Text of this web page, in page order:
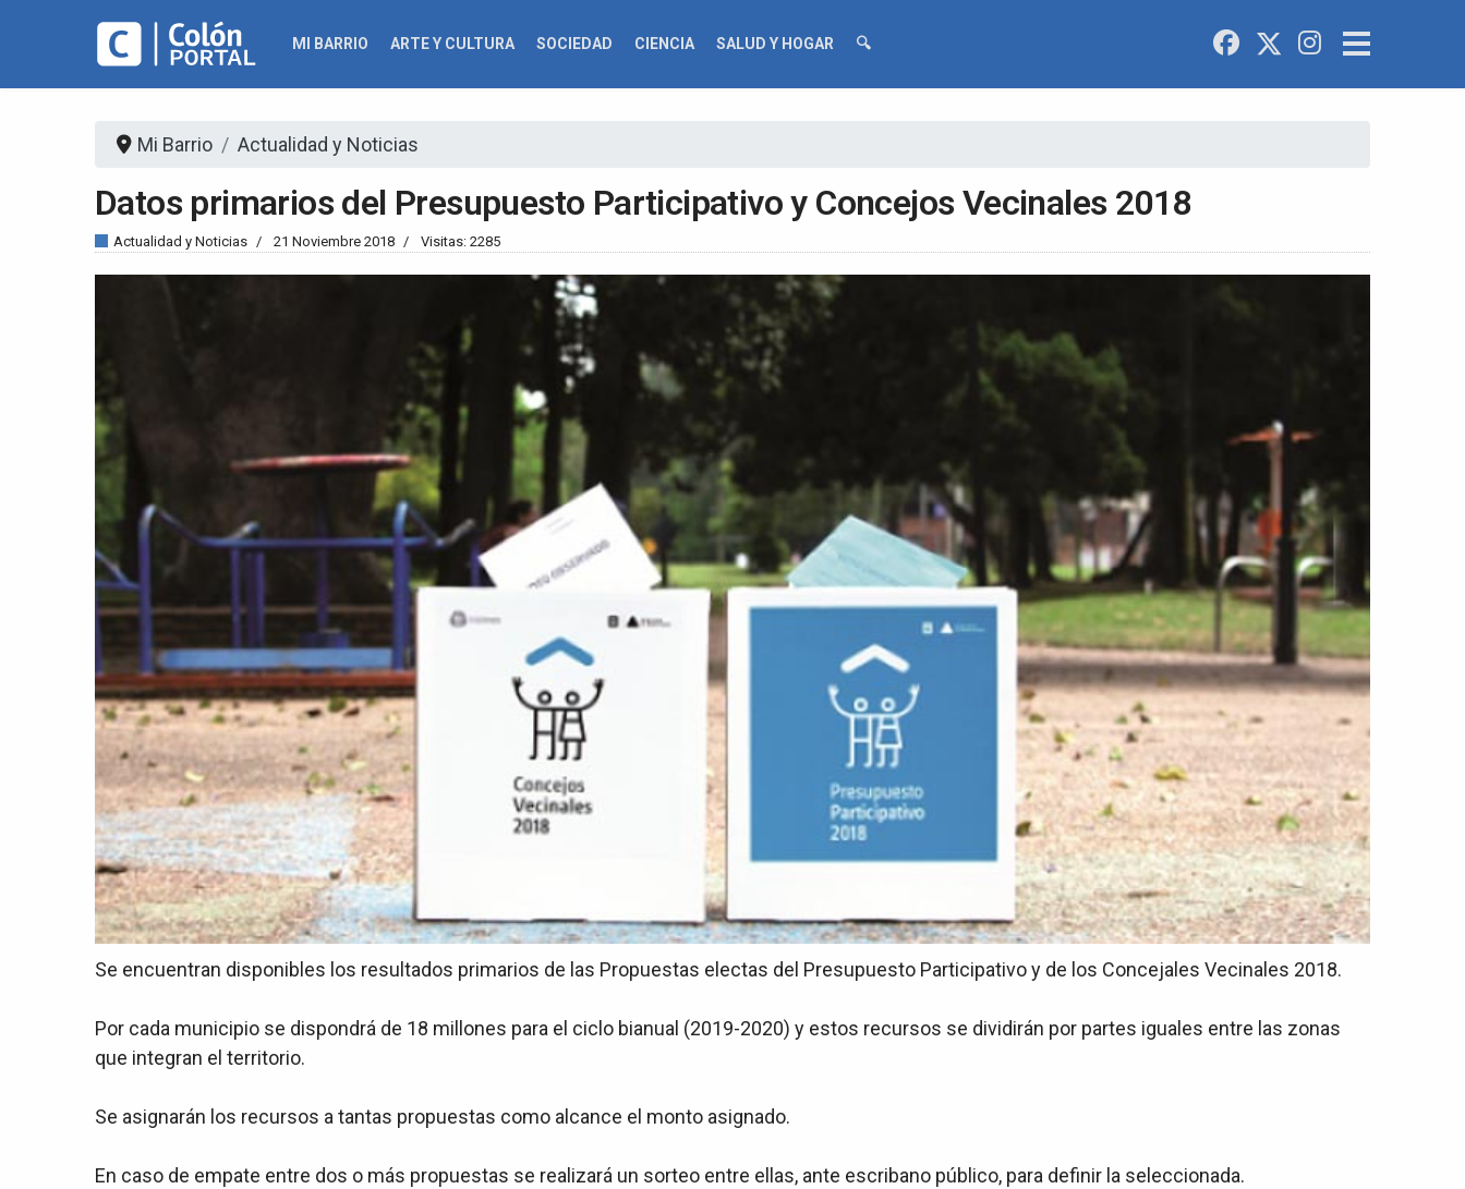
MI BARRIO ARTE Y CULTURA SOCIEDAD CIENCIA SALUD Y HOGAR 🔍
Mi Barrio Actualidad y Noticias
Datos primarios del Presupuesto Participativo y Concejos Vecinales 2018
Actualidad y Noticias 21 Noviembre 2018 Visitas: 2285
Se encuentran disponibles los resultados primarios de las Propuestas electas del Presupuesto Participativo y de los Concejales Vecinales 2018.
Por cada municipio se dispondrá de 18 millones para el ciclo bianual (2019-2020) y estos recursos se dividirán por partes iguales entre las zonas
que integran el territorio.
Se asignarán los recursos a tantas propuestas como alcance el monto asignado.
En caso de empate entre dos o más propuestas se realizará un sorteo entre ellas, ante escribano público, para definir la seleccionada.